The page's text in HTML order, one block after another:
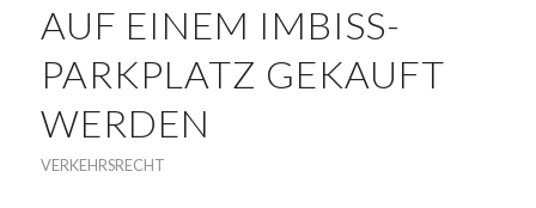
AUF EINEM IMBISS-
PARKPLATZ GEKAUFT
WERDEN
VERKEHRSRECHT